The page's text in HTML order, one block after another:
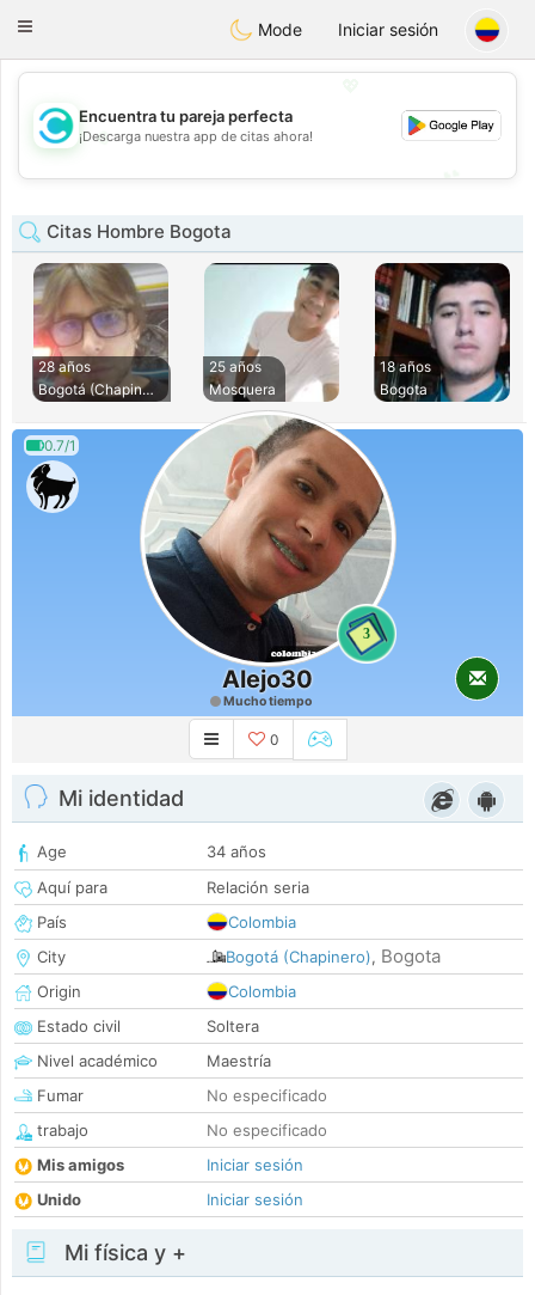
olombiaCitas
Toggle
Mode Iniciar sesión
💖
💕
Encuentra tu pareja perfecta
¡Descarga nuestra app de citas ahora!
Citas Hombre Bogota
28 años
Bogotá (Chapinero)
25 años
Mosquera
18 años
Bogota
0.7/1
3
Alejo30
Mucho tiempo
0
Mi identidad
Age
34 años
Aquí para
Relación seria
País
Colombia
City
Bogotá (Chapinero), Bogota
Origin
Colombia
Estado civil
Soltera
Nivel académico
Maestría
Fumar
No especificado
trabajo
No especificado
Mis amigos
Iniciar sesión
Unido
Iniciar sesión
Mi física y +